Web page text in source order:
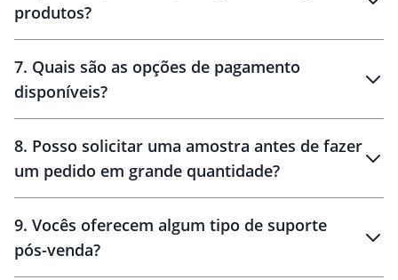
produtos?
10 dias
brinde
48 horas
7. Quais são as opções de pagamento
disponíveis?
8. Posso solicitar uma amostra antes de fazer
um pedido em grande quantidade?
9. Vocês oferecem algum tipo de suporte
pós-venda?